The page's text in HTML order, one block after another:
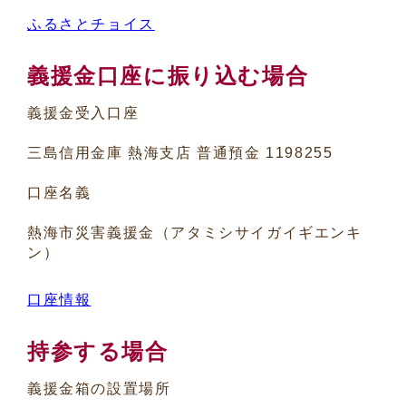
ふるさとチョイス
義援金口座に振り込む場合
義援金受入口座
三島信用金庫 熱海支店 普通預金 1198255
口座名義
熱海市災害義援金（アタミシサイガイギエンキ
ン）
口座情報
持参する場合
義援金箱の設置場所